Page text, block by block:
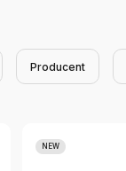
Producent
NEW